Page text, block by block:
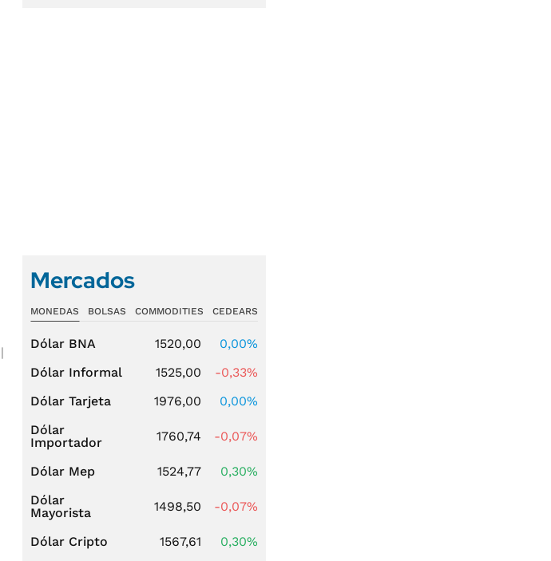
Mercados
MONEDAS BOLSAS COMMODITIES CEDEARS
Dólar BNA 1520,00
0,00%
Dólar Informal
1525,00
-0,33%
Dólar Tarjeta
1976,00
0,00%
Dólar
Importador
1760,74 -0,07%
Dólar Mep 1524,77
0,30%
Dólar
Mayorista
1498,50 -0,07%
Dólar Cripto 1567,61
0,30%